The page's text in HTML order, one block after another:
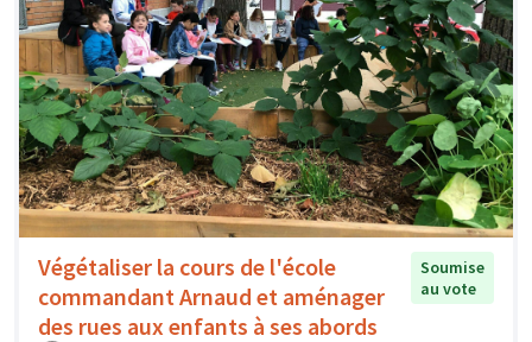
Végétaliser la cours de l'école
commandant Arnaud et aménager
des rues aux enfants à ses abords
Soumise
au vote